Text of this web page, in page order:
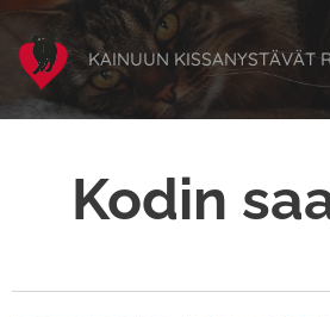
KAINUUN KISSANYSTÄVÄT
Kodin